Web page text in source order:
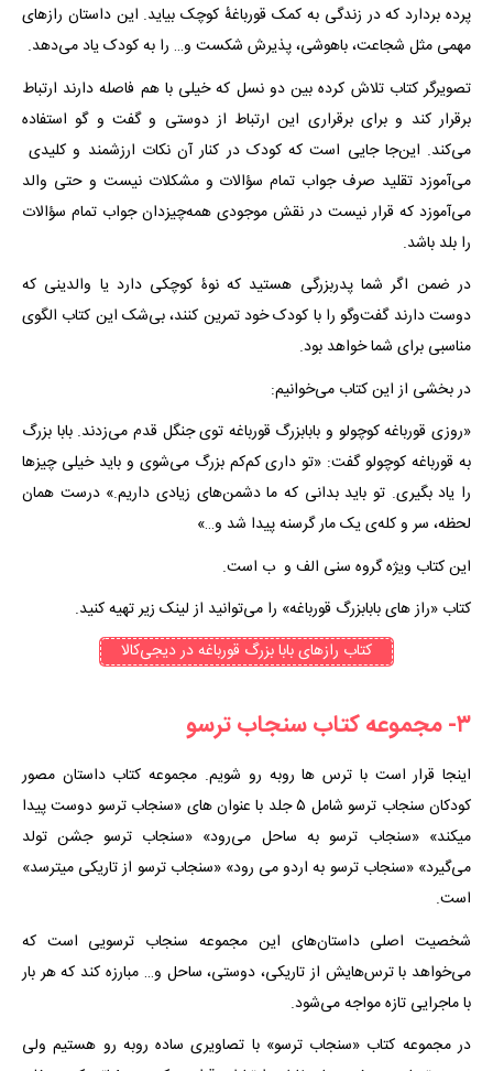
پرده بردارد که در زندگی به کمک قورباغهٔ کوچک بیاید. این داستان رازهای
مهمی مثل شجاعت، باهوشی، پذیرش شکست و… را به کودک یاد می‌دهد.
تصویرگر کتاب تلاش کرده بین دو نسل که خیلی با هم فاصله دارند ارتباط
برقرار کند و برای برقراری این ارتباط از دوستی و گفت و گو استفاده
می‌کند. این‌جا جایی است که کودک در کنار آن نکات ارزشمند و کلیدی
می‌آموزد تقلید صرف جواب تمام سؤالات و مشکلات نیست و حتی والد
می‌آموزد که قرار نیست در نقش موجودی همه‌چیزدان جواب تمام سؤالات
را بلد باشد.
در ضمن اگر شما پدربزرگی هستید که نوۀ کوچکی دارد یا والدینی که
دوست دارند گفت‌وگو را با کودک خود تمرین کنند، بی‌شک این کتاب الگوی
مناسبی برای شما خواهد بود.
در بخشی از این کتاب می‌خوانیم:
«روزی قورباغه کوچولو و بابابزرگ قورباغه توی جنگل قدم می‌زدند. بابا بزرگ
به قورباغه کوچولو گفت: «تو داری کم‌کم بزرگ می‌شوی و باید خیلی چیزها
را یاد بگیری. تو باید بدانی که ما دشمن‌های زیادی داریم.» درست همان
لحظه، سر و کله‌ی یک مار گرسنه پیدا شد و…»
این کتاب ویژه گروه سنی الف و ب است.
کتاب «راز های بابابزرگ قورباغه» را می‌توانید از لینک زیر تهیه کنید.
کتاب رازهای بابا بزرگ قورباغه در دیجی‌کالا
۳- مجموعه کتاب سنجاب ترسو
اینجا قرار است با ترس ها روبه رو شویم. مجموعه کتاب داستان مصور
کودکان سنجاب ترسو شامل ۵ جلد با عنوان های «سنجاب ترسو دوست پیدا
میکند» «سنجاب ترسو به ساحل می‌رود» «سنجاب ترسو جشن تولد
می‌گیرد» «سنجاب ترسو به اردو می رود» «سنجاب ترسو از تاریکی میترسد»
است.
شخصیت اصلی داستان‌های این مجموعه سنجاب ترسویی است که
می‌خواهد با ترس‌هایش از تاریکی، دوستی، ساحل و… مبارزه کند که هر بار
با ماجرایی تازه مواجه می‌شود.
در مجموعه‌ کتاب «سنجاب ترسو» با تصاویری ساده روبه رو هستیم ولی